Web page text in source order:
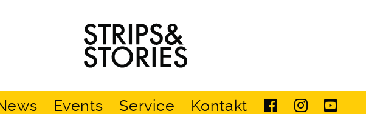
Strips
&
Stories
Events Service Kontakt